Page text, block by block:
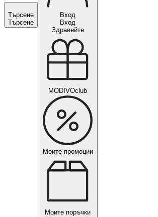
Търсене
Търсене
Вход
Вход
Здравейте
MODIVOclub
Моите промоции
Моите поръчки